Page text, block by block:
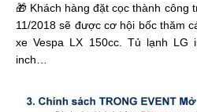
🎁 Khách hàng đặt cọc thành công
11/2018 sẽ được cơ hội bốc thăm
xe Vespa LX 150cc. Tủ lạnh LG
inch…